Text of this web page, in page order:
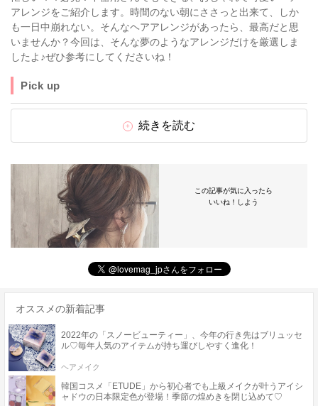
アレンジをご紹介します。時間のない朝にささっと出来て、しか
も一日中崩れない。そんなヘアアレンジがあったら、最高だと思
いませんか？今回は、そんな夢のようなアレンジだけを厳選しま
したよ♪ぜひ参考にしてくださいね！
Pick up
続きを読む
この記事が気に入ったら
いいね！しよう
オススメの新着記事
2022年の「スノービューティー」、今年の行き先はブリュッセ
ル♡毎年人気のアイテムが持ち運びしやすく進化！
ヘアメイク
韓国コスメ「ETUDE」から初心者でも上級メイクが叶うアイシ
ャドウの日本限定色が登場！季節の煌めきを閉じ込めて♡